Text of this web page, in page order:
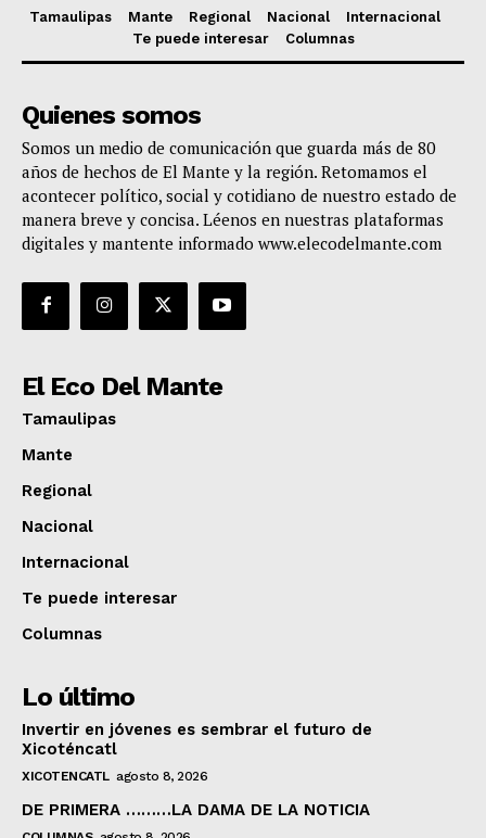
Tamaulipas Mante Regional Nacional
Internacional
Te puede interesar
Columnas
Quienes somos
Somos un medio de comunicación que guarda más de 80
años de hechos de El Mante y la región. Retomamos el
acontecer político, social y cotidiano de nuestro estado de
manera breve y concisa. Léenos en nuestras plataformas
digitales y mantente informado www.elecodelmante.com
El Eco Del Mante
Tamaulipas
Mante
Regional
Nacional
Internacional
Te puede interesar
Columnas
Lo último
Invertir en jóvenes es sembrar el futuro de
Xicoténcatl
XICOTENCATL agosto 8, 2026
DE PRIMERA ………LA DAMA DE LA NOTICIA